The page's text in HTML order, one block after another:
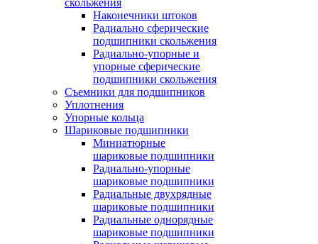
скольжения
Наконечники штоков
Радиально сферические
подшипники скольжения
Радиально-упорные и
упорные сферические
подшипники скольжения
Съемники для подшипников
Уплотнения
Упорные кольца
Шариковые подшипники
Миниатюрные
шариковые подшипники
Радиально-упорные
шариковые подшипники
Радиальные двухрядные
шариковые подшипники
Радиальные однорядные
шариковые подшипники